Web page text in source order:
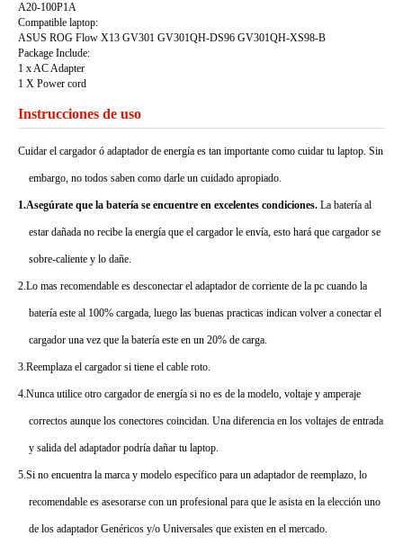
A20-100P1A
Compatible laptop:
ASUS ROG Flow X13 GV301 GV301QH-DS96 GV301QH-XS98-B
Package Include:
1 x AC Adapter
1 X Power cord
Instrucciones de uso
Cuidar el cargador ó adaptador de energía es tan importante como cuidar tu laptop. Sin
embargo, no todos saben como darle un cuidado apropiado.
1.Asegúrate que la batería se encuentre en excelentes condiciones. La batería al
estar dañada no recibe la energía que el cargador le envía, esto hará que cargador se
sobre-caliente y lo dañe.
2.Lo mas recomendable es desconectar el adaptador de corriente de la pc cuando la
batería este al 100% cargada, luego las buenas practicas indican volver a conectar el
cargador una vez que la batería este en un 20% de carga.
3.Reemplaza el cargador si tiene el cable roto.
4.Nunca utilice otro cargador de energía si no es de la modelo, voltaje y amperaje
correctos aunque los conectores coincidan. Una diferencia en los voltajes de entrada
y salida del adaptador podría dañar tu laptop.
5.Si no encuentra la marca y modelo específico para un adaptador de reemplazo, lo
recomendable es asesorarse con un profesional para que le asista en la elección uno
de los adaptador Genéricos y/o Universales que existen en el mercado.